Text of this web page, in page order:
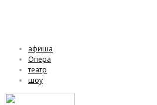
афиша
Опера
театр
шоу